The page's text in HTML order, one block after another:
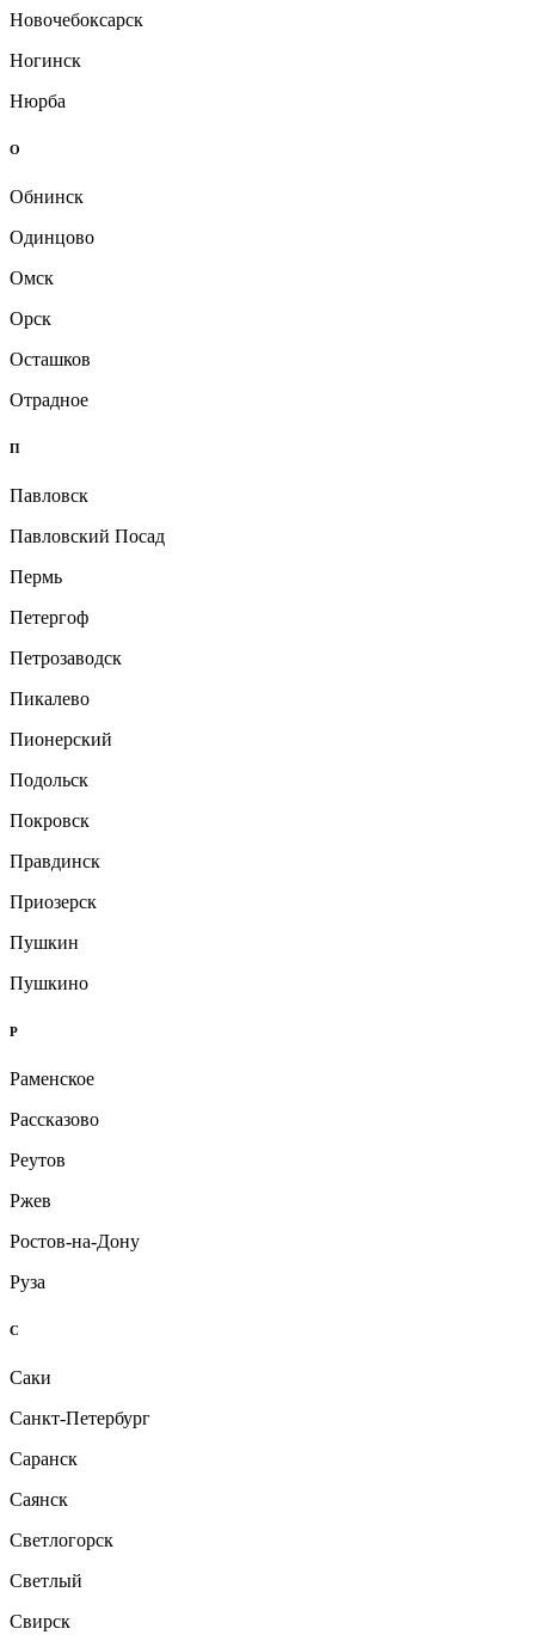
Новочебоксарск
Ногинск
Нюрба
О
Обнинск
Одинцово
Омск
Орск
Осташков
Отрадное
П
Павловск
Павловский Посад
Пермь
Петергоф
Петрозаводск
Пикалево
Пионерский
Подольск
Покровск
Правдинск
Приозерск
Пушкин
Пушкино
Р
Раменское
Рассказово
Реутов
Ржев
Ростов-на-Дону
Руза
С
Саки
Санкт-Петербург
Саранск
Саянск
Светлогорск
Светлый
Свирск